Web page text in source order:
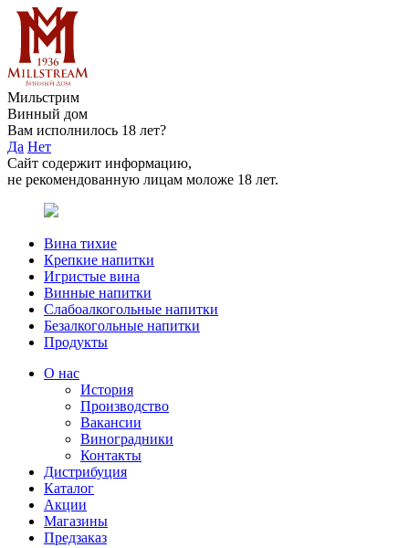
Мильстрим
Винный дом
Вам исполнилось 18 лет?
Да Нет
Сайт содержит информацию,
не рекомендованную лицам моложе 18 лет.
Вина тихие
Крепкие напитки
Игристые вина
Винные напитки
Слабоалкогольные напитки
Безалкогольные напитки
Продукты
О нас
История
Производство
Вакансии
Виноградники
Контакты
Дистрибуция
Каталог
Акции
Магазины
Предзаказ